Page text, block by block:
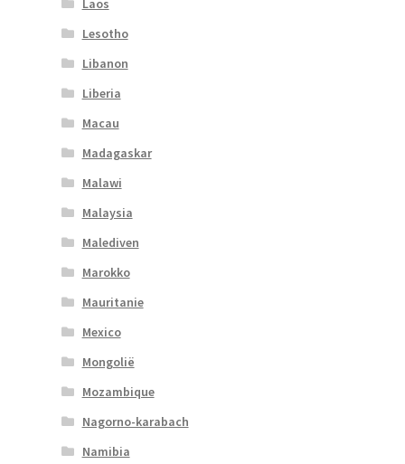
Laos
Lesotho
Libanon
Liberia
Macau
Madagaskar
Malawi
Malaysia
Malediven
Marokko
Mauritanie
Mexico
Mongolië
Mozambique
Nagorno-karabach
Namibia